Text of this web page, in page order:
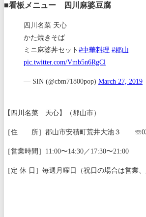
■看板メニュー 四川麻婆豆腐
四川名菜 天心
かた焼きそば
ミニ麻婆丼セット #中華料理 #郡山
pic.twitter.com/Vmb5n6RgCl
— SIN (@cbm71800pop) March 27, 2019
【四川名菜 天心】（郡山市）
［住 所］郡山市安積町荒井大池３
［営業時間］11:00〜14:30／17:30〜21:00
［定 休 日］毎週月曜日（祝日の場合は営業、